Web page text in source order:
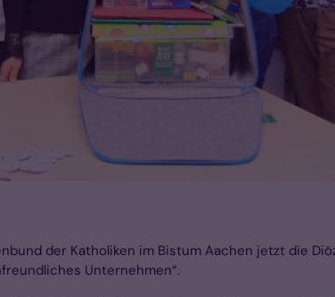
der Katholiken im Bistum Aachen jetzt die
Unternehmen“.